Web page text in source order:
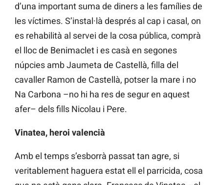
d’una important suma de diners a les famílies de
les víctimes. S’instal·là després al cap i casal, on
es rehabilità al servei de la cosa pública, comprà
el lloc de Benimaclet i es casà en segones
núpcies amb Jaumeta de Castellà, filla del
cavaller Ramon de Castellà, potser la mare i no
Na Carbona –no hi ha res de segur en aquest
afer– dels fills Nicolau i Pere.
Vinatea, heroi valencià
Amb el temps s’esborrà passat tan agre, si
veritablement haguera estat ell el parricida, cosa